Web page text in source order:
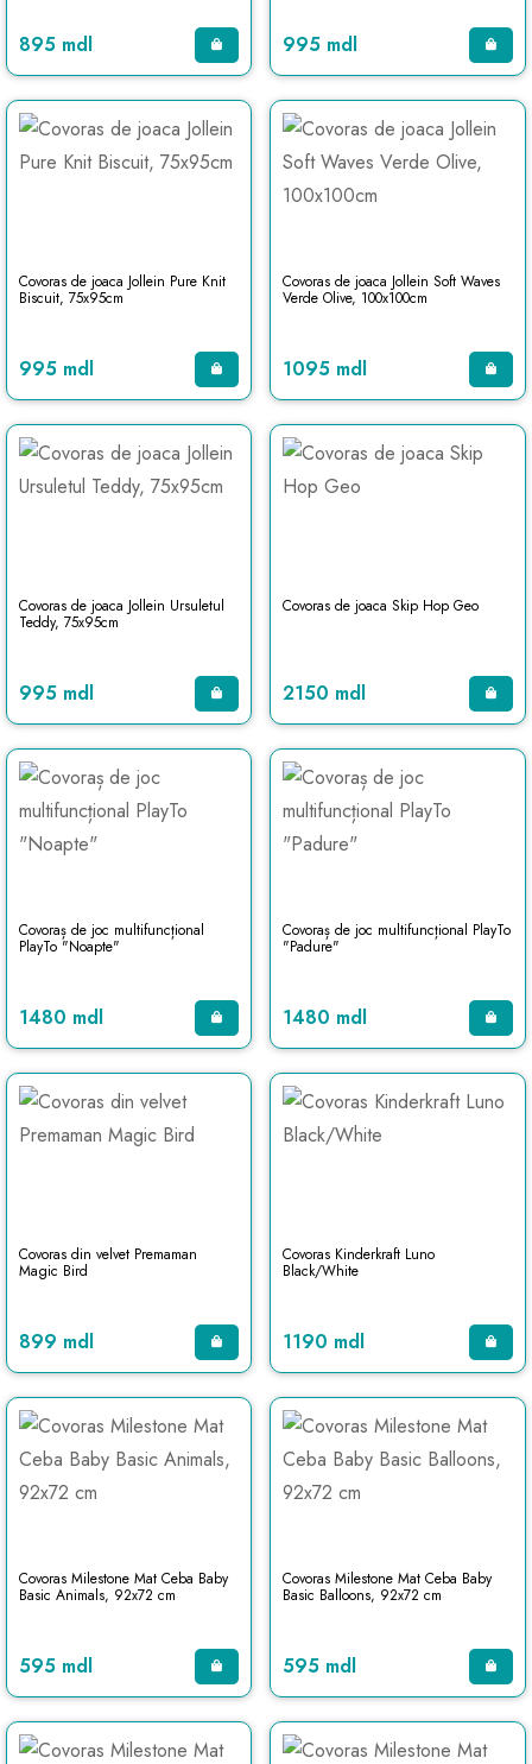
895 mdl 995 mdl
Covoras de joaca Jollein Pure Knit
Biscuit, 75x95cm
995 mdl
Covoras de joaca Jollein Soft Waves
Verde Olive, 100x100cm
1095 mdl
Covoras de joaca Jollein Ursuletul
Teddy, 75x95cm
995 mdl
Covoras de joaca Skip Hop Geo
2150 mdl
Covoraș de joc multifuncțional
PlayTo "Noapte"
1480 mdl
Covoraș de joc multifuncțional PlayTo
"Padure"
1480 mdl
Covoras din velvet Premaman
Magic Bird
899 mdl
Covoras Kinderkraft Luno
Black/White
1190 mdl
Covoras Milestone Mat Ceba Baby
Basic Animals, 92x72 cm
595 mdl
Covoras Milestone Mat Ceba Baby
Basic Balloons, 92x72 cm
595 mdl